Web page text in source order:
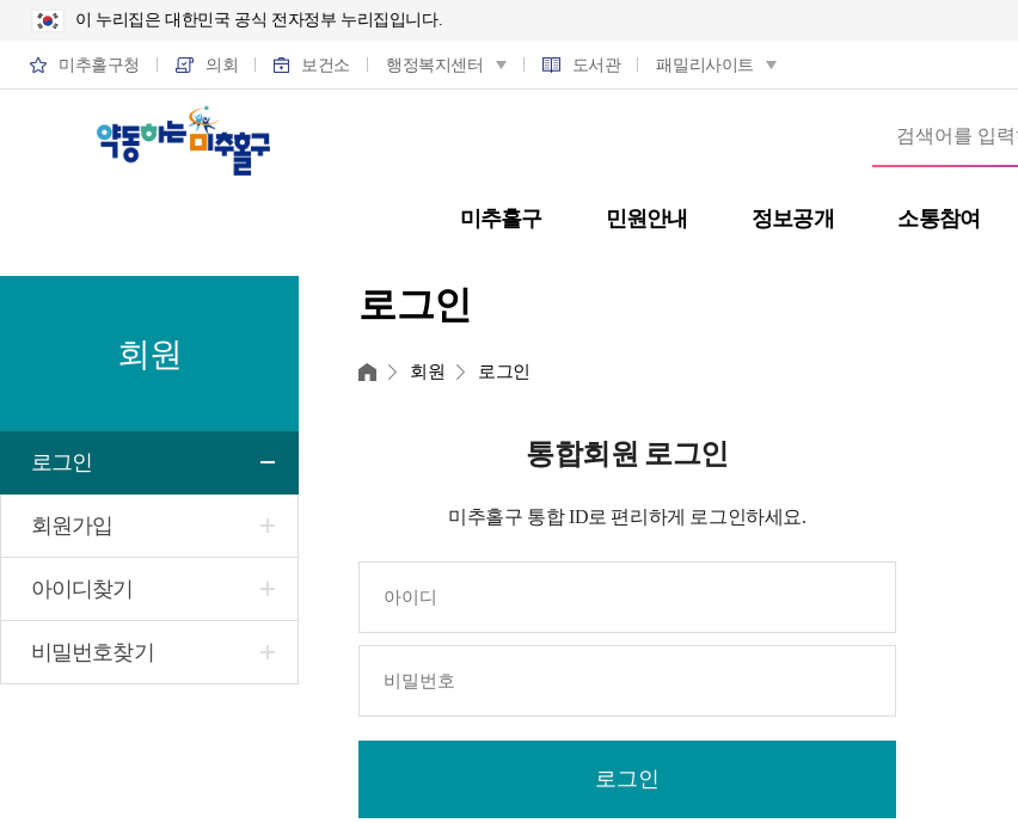
이 누리집은 대한민국 공식 전자정부 누리집입니다.
미추홀구청 의회 보건소 행정복지센터 도서관 패밀리사이트
미추홀구 민원안내 정보공개 소통참여
회원
로그인
회원가입
아이디찾기
비밀번호찾기
로그인
홈 회원 로그인
통합회원 로그인
미추홀구 통합 ID로 편리하게 로그인하세요.